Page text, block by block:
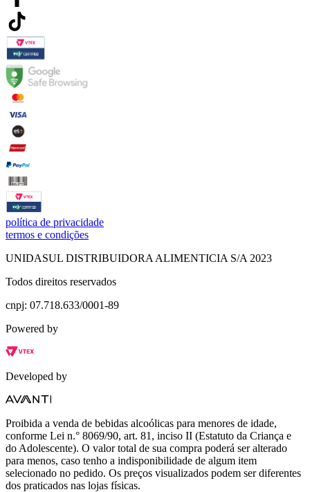
política de privacidade
termos e condições
UNIDASUL DISTRIBUIDORA ALIMENTICIA S/A 2023
Todos direitos reservados
cnpj: 07.718.633/0001-89
Powered by
Developed by
Proibida a venda de bebidas alcoólicas para menores de idade,
conforme Lei n.° 8069/90, art. 81, inciso II (Estatuto da Criança e
do Adolescente). O valor total de sua compra poderá ser alterado
para menos, caso tenho a indisponibilidade de algum item
selecionado no pedido. Os preços visualizados podem ser diferentes
dos praticados nas lojas físicas.